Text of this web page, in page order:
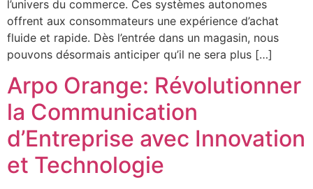
l’univers du commerce. Ces systèmes autonomes
offrent aux consommateurs une expérience d’achat
fluide et rapide. Dès l’entrée dans un magasin, nous
pouvons désormais anticiper qu’il ne sera plus […]
Arpo Orange: Révolutionner
la Communication
d’Entreprise avec Innovation
et Technologie